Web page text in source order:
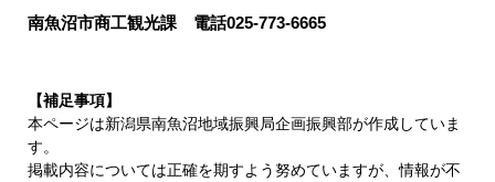
南魚沼市商工観光課 電話025-773-6665
【補足事項】
本ページは新潟県南魚沼地域振興局企画振興部が作成していま
す。
掲載内容については正確を期すよう努めていますが、情報が不